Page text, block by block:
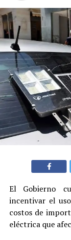
El Gobierno
incentivar el
costos de
eléctrica que